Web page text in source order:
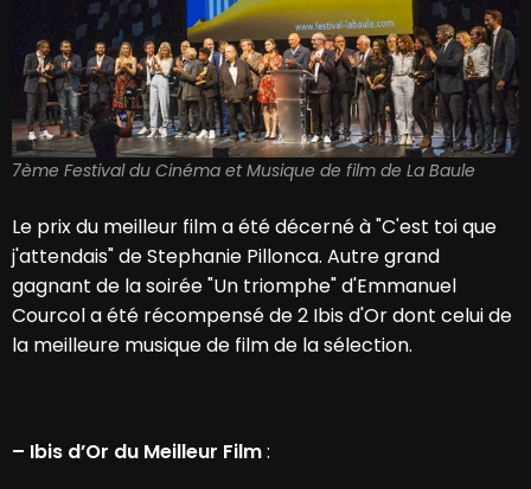
7ème Festival du Cinéma et Musique de film de La Baule
Le prix du meilleur film a été décerné à "C'est toi que
j'attendais" de Stephanie Pillonca. Autre grand
gagnant de la soirée "Un triomphe" d'Emmanuel
Courcol a été récompensé de 2 Ibis d'Or dont celui de
la meilleure musique de film de la sélection.
– Ibis d’Or du Meilleur Film: